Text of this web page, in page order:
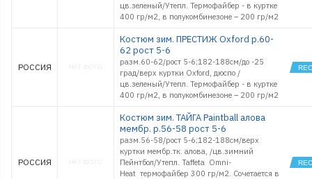
цв.зеленый/Утепл. Термофайбер - в куртке
400 гр/м2, в полукомбинезоне – 200 гр/м2
РОССИЯ
Костюм зим. ПРЕСТИЖ Oxford р.60-
62 рост 5-6
разм.60-62/рост 5-6;182-188см/до -25
град/верх куртки Oxford, дюспо /
цв.зеленый/Утепл. Термофайбер - в куртке
400 гр/м2, в полукомбинезоне – 200 гр/м2
РОССИЯ
Костюм зим. ТАЙГА Paintball алова
мембр. р.56-58 рост 5-6
разм.56-58/рост 5-6;182-188см/верх
куртки мембр.тк. алова, /цв.зимний
Пейнтбол/Утепл. Taffeta Omni-
Heat термофайбер 300 гр/м2. Сочетается в